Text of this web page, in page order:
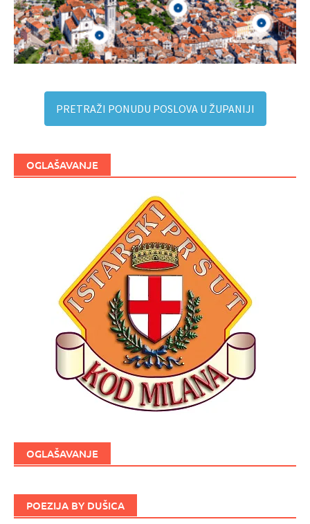
PRETRAŽI PONUDU POSLOVA U ŽUPANIJI
OGLAŠAVANJE
OGLAŠAVANJE
POEZIJA BY DUŠICA